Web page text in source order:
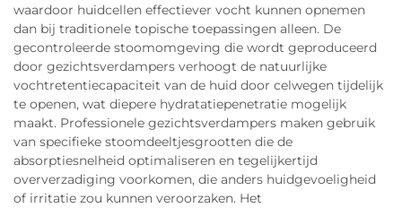
waardoor huidcellen effectiever vocht kunnen opnemen
dan bij traditionele topische toepassingen alleen. De
gecontroleerde stoomomgeving die wordt geproduceerd
door gezichtsverdampers verhoogt de natuurlijke
vochtretentiecapaciteit van de huid door celwegen tijdelijk
te openen, wat diepere hydratatiepenetratie mogelijk
maakt. Professionele gezichtsverdampers maken gebruik
van specifieke stoomdeeltjesgrootten die de
absorptiesnelheid optimaliseren en tegelijkertijd
oververzadiging voorkomen, die anders huidgevoeligheid
of irritatie zou kunnen veroorzaken. Het